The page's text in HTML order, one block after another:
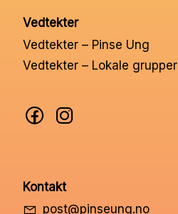
Vedtekter
Vedtekter – Pinse Ung
Vedtekter – Lokale grupper
Kontakt
post@pinseung.no
Min konto